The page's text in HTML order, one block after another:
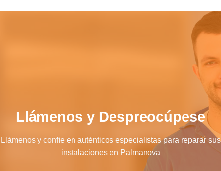
Llámenos y Despreocúpese
Llámenos y confíe en auténticos especialistas para reparar sus
instalaciones en Palmanova